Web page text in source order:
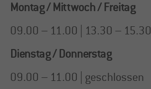
Montag / Mittwoch / Freitag
09.00 – 11.00 | 13.30 – 15.30
Dienstag / Donnerstag
09.00 – 11.00 | geschlossen